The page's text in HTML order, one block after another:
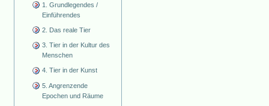
1. Grundlegendes /
Einführendes
2. Das reale Tier
3. Tier in der Kultur des
Menschen
4. Tier in der Kunst
5. Angrenzende
Epochen und Räume